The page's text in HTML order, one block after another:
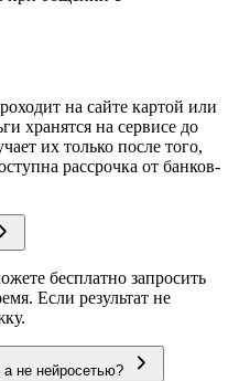
на сайте картой или
хранятся на сервисе до
их только после того,
рассрочка от банков-
бесплатно запросить
Если результат не
а не нейросетью?